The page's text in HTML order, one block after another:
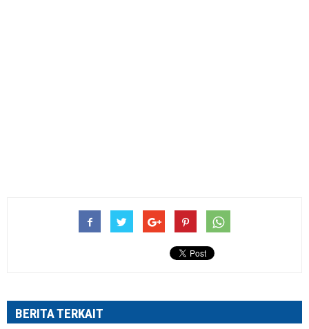
BERITA TERKAIT